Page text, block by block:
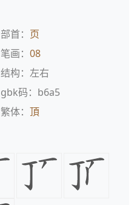
部首： 页
笔画： 08
结构：左右
gbk码：b6a5
繁体： 頂